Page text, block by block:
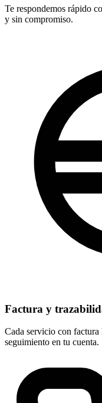
Te respondemos rápido
y sin compromiso.
Factura y
Cada servicio con factura
seguimiento en tu cuenta.